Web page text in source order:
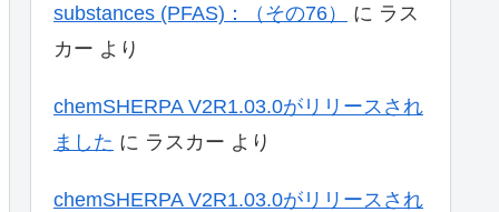
substances (PFAS)：（その76）
に ラス
カー より
chemSHERPA V2R1.03.0がリリースされ
ました に ラスカー より
chemSHERPA V2R1.03.0がリリースされ